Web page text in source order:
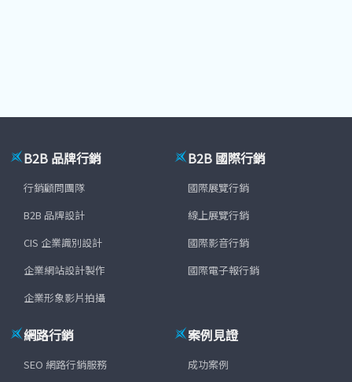
B2B 品牌行銷
行銷顧問團隊
B2B 品牌設計
CIS 企業識別設計
企業網站設計製作
企業形象影片拍攝
B2B 國際行銷
國際展覽行銷
線上展覽行銷
國際影音行銷
國際電子報行銷
網路行銷
SEO 網路行銷服務
案例見證
成功案例